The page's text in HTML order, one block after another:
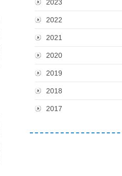
2023
2022
2021
2020
2019
2018
2017